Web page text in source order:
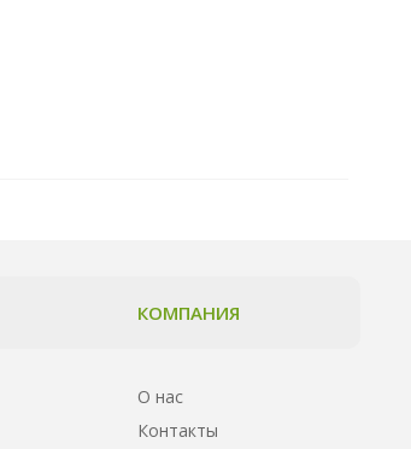
КОМПАНИЯ
О нас
Контакты